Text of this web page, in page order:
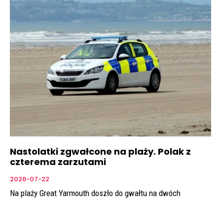
Nastolatki zgwałcone na plaży. Polak z
czterema zarzutami
2026-07-22
Na plaży Great Yarmouth doszło do gwałtu na dwóch